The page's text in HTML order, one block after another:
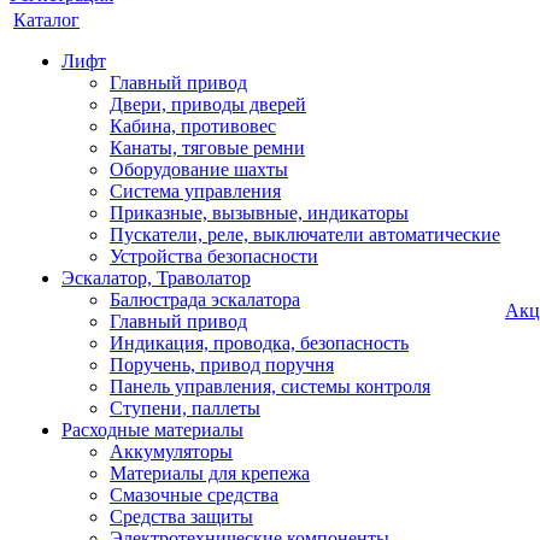
Каталог
Лифт
Главный привод
Двери, приводы дверей
Кабина, противовес
Канаты, тяговые ремни
Оборудование шахты
Система управления
Приказные, вызывные, индикаторы
Пускатели, реле, выключатели автоматические
Устройства безопасности
Эскалатор, Траволатор
Балюстрада эскалатора
Главный привод
Индикация, проводка, безопасность
Поручень, привод поручня
Панель управления, системы контроля
Ступени, паллеты
Расходные материалы
Аккумуляторы
Материалы для крепежа
Смазочные средства
Средства защиты